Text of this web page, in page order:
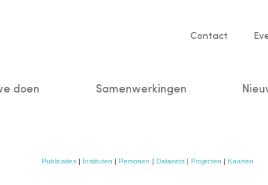
Service
Contact
doen Samenwerkingen
Publicaties| Instituten | Personen | Datasets| Projecten | Kaarten